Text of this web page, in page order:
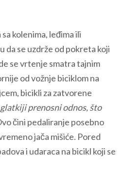
kolenima, leđima ili
da se uzdrže od pokreta koji
se vrtenje smatra tajnim
od vožnje biciklom na
bicikli za zatvorene
prenosni odnos, što
čini pedaliranje posebno
jača mišiće. Pored
i udaraca na bicikl koji se